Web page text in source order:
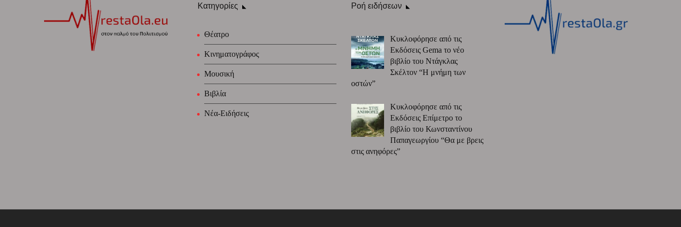
Κατηγορίες
Θέατρο
Κινηματογράφος
Μουσική
Βιβλία
Νέα-Ειδήσεις
Ροή ειδήσεων
Κυκλοφόρησε από τις
Εκδόσεις Gema το νέο
βιβλίο του Ντάγκλας
Σκέλτον “Η μνήμη των
οστών”
Κυκλοφόρησε από τις
Εκδόσεις Επίμετρο το
βιβλίο του Κωνσταντίνου
Παπαγεωργίου “Θα με βρεις
στις ανηφόρες”